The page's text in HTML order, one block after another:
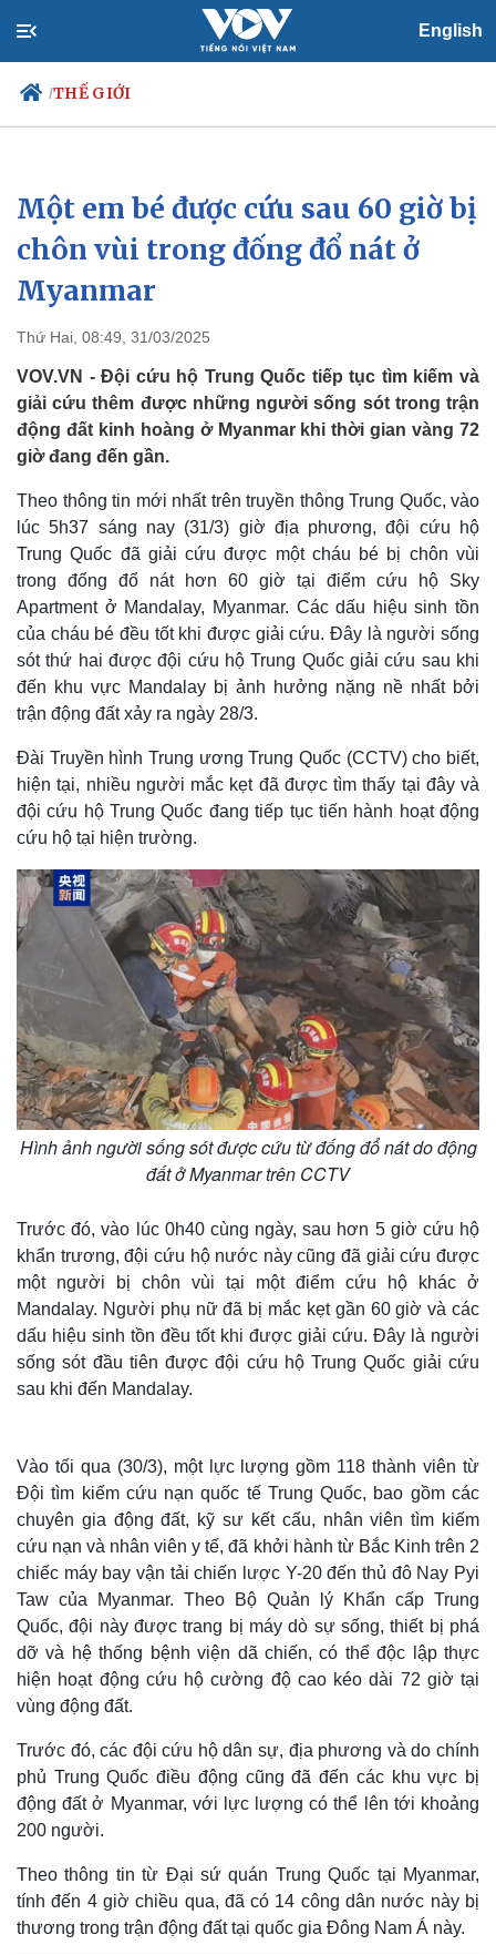
English
/THẾ GIỚI
Chính trị
Đảng
Tổ chức nhân sự
Quốc hội
Nhận diện sự thật
Xã hội
Tin 24h
Dự báo thời tiết
Thế giới
Quan sát
Cuộc sống đó đây
Hồ sơ
Multimedia
E-Magazine
Infographic
Một em bé được cứu sau 60 giờ bị
chôn vùi trong đống đổ nát ở
Myanmar
Thứ Hai, 08:49, 31/03/2025
VOV.VN - Đội cứu hộ Trung Quốc tiếp tục tìm kiếm và
giải cứu thêm được những người sống sót trong trận
động đất kinh hoàng ở Myanmar khi thời gian vàng 72
giờ đang đến gần.
Theo thông tin mới nhất trên truyền thông Trung Quốc, vào
lúc 5h37 sáng nay (31/3) giờ địa phương, đội cứu hộ
Trung Quốc đã giải cứu được một cháu bé bị chôn vùi
trong đống đổ nát hơn 60 giờ tại điểm cứu hộ Sky
Apartment ở Mandalay, Myanmar. Các dấu hiệu sinh tồn
của cháu bé đều tốt khi được giải cứu. Đây là người sống
sót thứ hai được đội cứu hộ Trung Quốc giải cứu sau khi
đến khu vực Mandalay bị ảnh hưởng nặng nề nhất bởi
trận động đất xảy ra ngày 28/3.
Đài Truyền hình Trung ương Trung Quốc (CCTV) cho biết,
hiện tại, nhiều người mắc kẹt đã được tìm thấy tại đây và
đội cứu hộ Trung Quốc đang tiếp tục tiến hành hoạt động
cứu hộ tại hiện trường.
Hình ảnh người sống sót được cứu từ đống đổ nát do động
đất ở Myanmar trên CCTV
Trước đó, vào lúc 0h40 cùng ngày, sau hơn 5 giờ cứu hộ
khẩn trương, đội cứu hộ nước này cũng đã giải cứu được
một người bị chôn vùi tại một điểm cứu hộ khác ở
Mandalay. Người phụ nữ đã bị mắc kẹt gần 60 giờ và các
dấu hiệu sinh tồn đều tốt khi được giải cứu. Đây là người
sống sót đầu tiên được đội cứu hộ Trung Quốc giải cứu
sau khi đến Mandalay.
Vào tối qua (30/3), một lực lượng gồm 118 thành viên từ
Đội tìm kiếm cứu nạn quốc tế Trung Quốc, bao gồm các
chuyên gia động đất, kỹ sư kết cấu, nhân viên tìm kiếm
cứu nạn và nhân viên y tế, đã khởi hành từ Bắc Kinh trên 2
chiếc máy bay vận tải chiến lược Y-20 đến thủ đô Nay Pyi
Taw của Myanmar. Theo Bộ Quản lý Khẩn cấp Trung
Quốc, đội này được trang bị máy dò sự sống, thiết bị phá
dỡ và hệ thống bệnh viện dã chiến, có thể độc lập thực
hiện hoạt động cứu hộ cường độ cao kéo dài 72 giờ tại
vùng động đất.
Trước đó, các đội cứu hộ dân sự, địa phương và do chính
phủ Trung Quốc điều động cũng đã đến các khu vực bị
động đất ở Myanmar, với lực lượng có thể lên tới khoảng
200 người.
Theo thông tin từ Đại sứ quán Trung Quốc tại Myanmar,
tính đến 4 giờ chiều qua, đã có 14 công dân nước này bị
thương trong trận động đất tại quốc gia Đông Nam Á này.